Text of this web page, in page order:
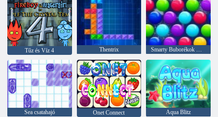
Tűz és Víz 4 Thentrix Smarty Buborékok Xmas Edition
Sea csatahajó Onet Connect Aqua Blitz